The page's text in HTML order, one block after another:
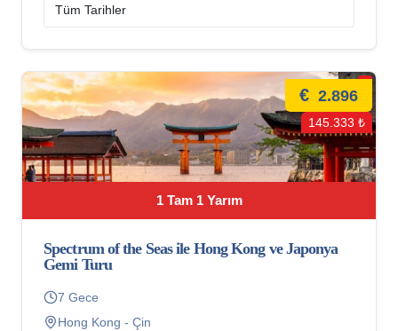
1 Tam 1 Yarım
€ 2.896
145.333 ₺
Spectrum of the Seas ile Hong Kong ve Japonya
Gemi Turu
7 Gece
Hong Kong - Çin